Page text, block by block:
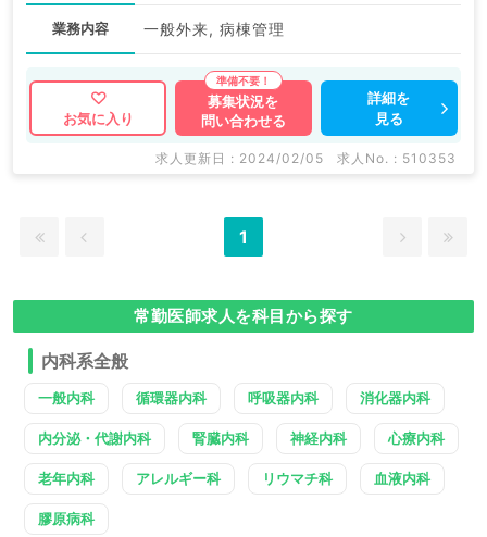
業務内容 一般外来, 病棟管理
お気に入り
募集状況を
問い合わせる
詳細を
見る
求人更新日 : 2024/02/05 求人No. : 510353
1
常勤医師求人を科目から探す
内科系全般
一般内科 循環器内科 呼吸器内科 消化器内科
内分泌・代謝内科 腎臓内科 神経内科 心療内科
老年内科 アレルギー科 リウマチ科 血液内科
膠原病科